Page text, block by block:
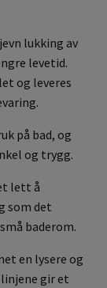
lukking av
levetid.
og leveres
på bad, og
og trygg.
lett å
som det
baderom.
en lysere og
gir et